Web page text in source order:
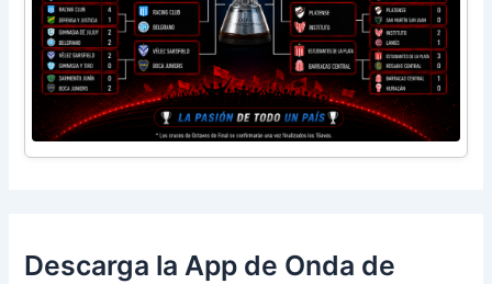
Descarga la App de Onda de